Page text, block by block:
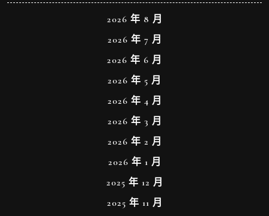
2026 年 8 月
2026 年 7 月
2026 年 6 月
2026 年 5 月
2026 年 4 月
2026 年 3 月
2026 年 2 月
2026 年 1 月
2025 年 12 月
2025 年 11 月